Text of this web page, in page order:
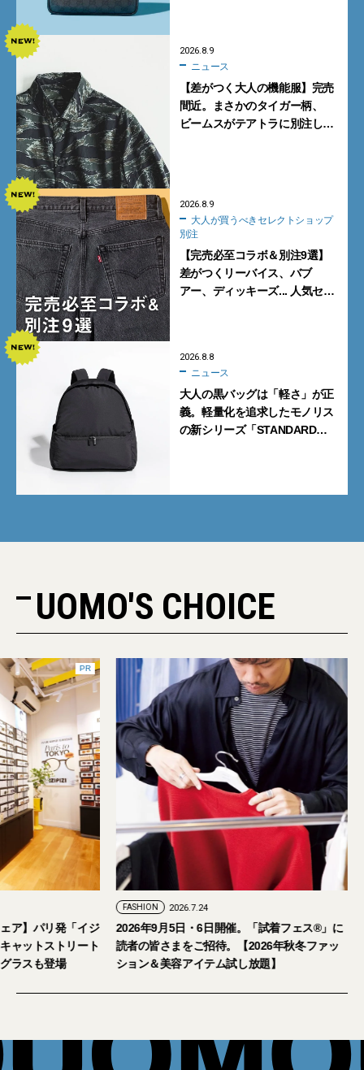
2026.8.9
ニュース
【差がつく大人の機能服】完売
間近。まさかのタイガー柄、
ビームスがテアトラに別注した
2026.8.9
別注
【完売必至コラボ＆別注9選】
差がつくリーバイス、バブ
アー、ディッキーズ... 人気セレ
2026.8.8
ニュース
大人の黒バッグは「軽さ」が正
義。軽量化を追求したモノリス
の新シリーズ「STANDARD
UOMO'S CHOICE
PR
【おしゃれな大人のアイウェア】パリ発「イジ
ピジ」が国内初の旗艦店をキャットストリート
にオープン。日本限定サングラスも登場
2026年9月5日・6
読者の皆さまをご
ション＆美容アイ